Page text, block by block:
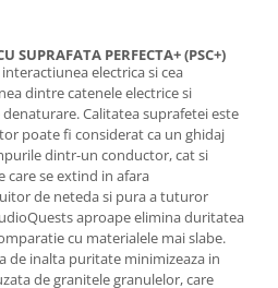
SUPRAFATA PERFECTA+ (PSC+)
electrica si cea
dintre catenele electrice si
Calitatea suprafetei este
poate fi considerat ca un ghidaj
dintr-un conductor, cat si
care se extind in afara
de neteda si pura a tuturor
aproape elimina duritatea
cu materialele mai slabe.
de inalta puritate minimizeaza in
de granitele granulelor, care